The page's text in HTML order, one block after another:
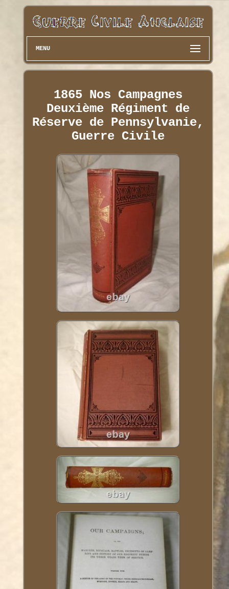
MENU
1865 Nos Campagnes
Deuxième Régiment de
Réserve de Pennsylvanie,
Guerre Civile